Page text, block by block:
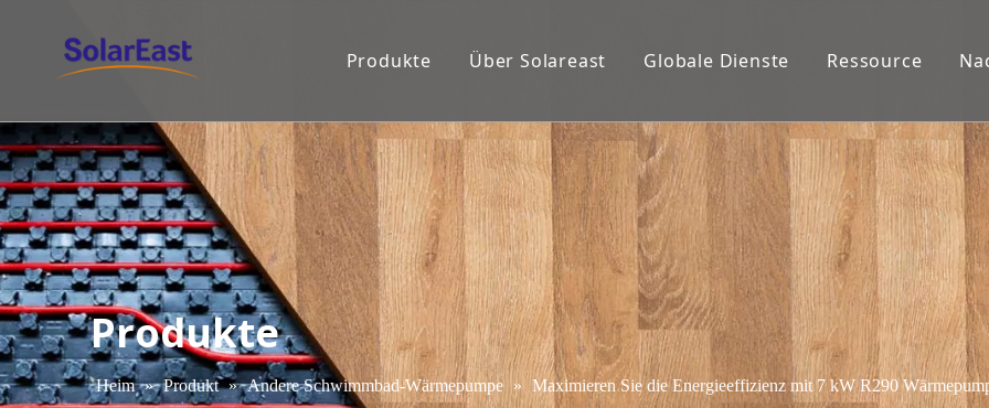
Produkte Über Solareast Globale Dienste Ressource
Produkte
Heim » Produkt » Andere Schwimmbad-Wärmepumpe » Maximieren Sie die Energieeffizienz mit 7 kW R290